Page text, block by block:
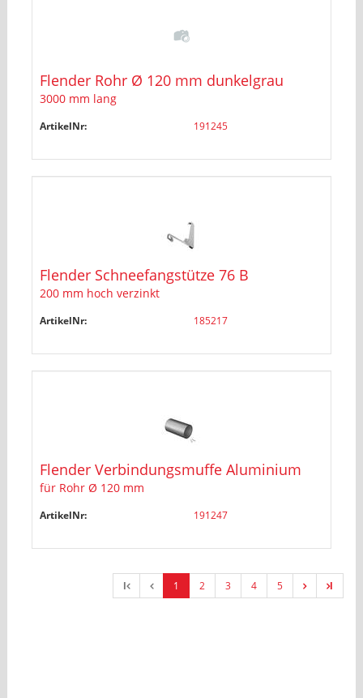
Flender Rohr Ø 120 mm dunkelgrau
3000 mm lang
ArtikelNr: 191245
Flender Schneefangstütze 76 B
200 mm hoch verzinkt
ArtikelNr: 185217
Flender Verbindungsmuffe Aluminium
für Rohr Ø 120 mm
ArtikelNr: 191247
l 1 2 3 4 5 l